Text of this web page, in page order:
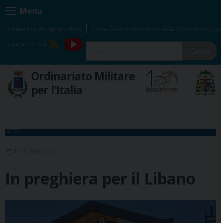
Skip
to
content
Menu
domenica 09 agosto 2026 Santa Teresa Benedetta della Croce (Edith)
RSS
YouTube
Ordinariato Militare
per l'Italia
NEWS
4 SETTEMBRE 2020
In preghiera per il Libano